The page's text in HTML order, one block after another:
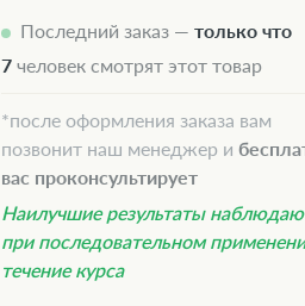
Последний заказ — только что
7 человек смотрят этот товар
*после оформления заказа вам
позвонит наш менеджер и
вас проконсультирует
Наилучшие результаты
при последовательном
течение курса